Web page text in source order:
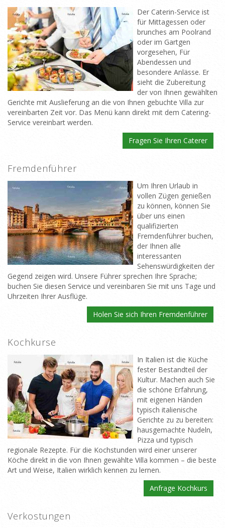
Der Caterin-Service ist
für Mittagessen oder
brunches am Poolrand
oder im Gartgen
vorgesehen, Für
Abendessen und
besondere Anlässe. Er
sieht die Zubereitung
der von Ihnen gewählten
Gerichte mit Auslieferung an die von Ihnen gebuchte Villa zur
vereinbarten Zeit vor. Das Menü kann direkt mit dem Catering-
Service vereinbart werden.
Fragen Sie Ihren Caterer
Fremdenführer
Um Ihren Urlaub in
vollen Zügen genießen
zu können, können Sie
über uns einen
qualifizierten
Fremdenführer buchen,
der Ihnen alle
interessanten
Sehenswürdigkeiten der
Gegend zeigen wird. Unsere Führer sprechen Ihre Sprache;
buchen Sie diesen Service und vereinbaren Sie mit uns Tage und
Uhrzeiten Ihrer Ausflüge.
Holen Sie sich Ihren Fremdenführer
Kochkurse
In Italien ist die Küche
fester Bestandteil der
Kultur. Machen auch Sie
die schöne Erfahrung,
mit eigenen Händen
typisch italienische
Gerichte zu zu bereiten:
hausgemachte Nudeln,
Pizza und typisch
regionale Rezepte. Für die Kochstunden wird einer unserer
Köche direkt in die von Ihnen gewählte Villa kommen – die beste
Art und Weise, Italien wirklich kennen zu lernen.
Anfrage Kochkurs
Verkostungen